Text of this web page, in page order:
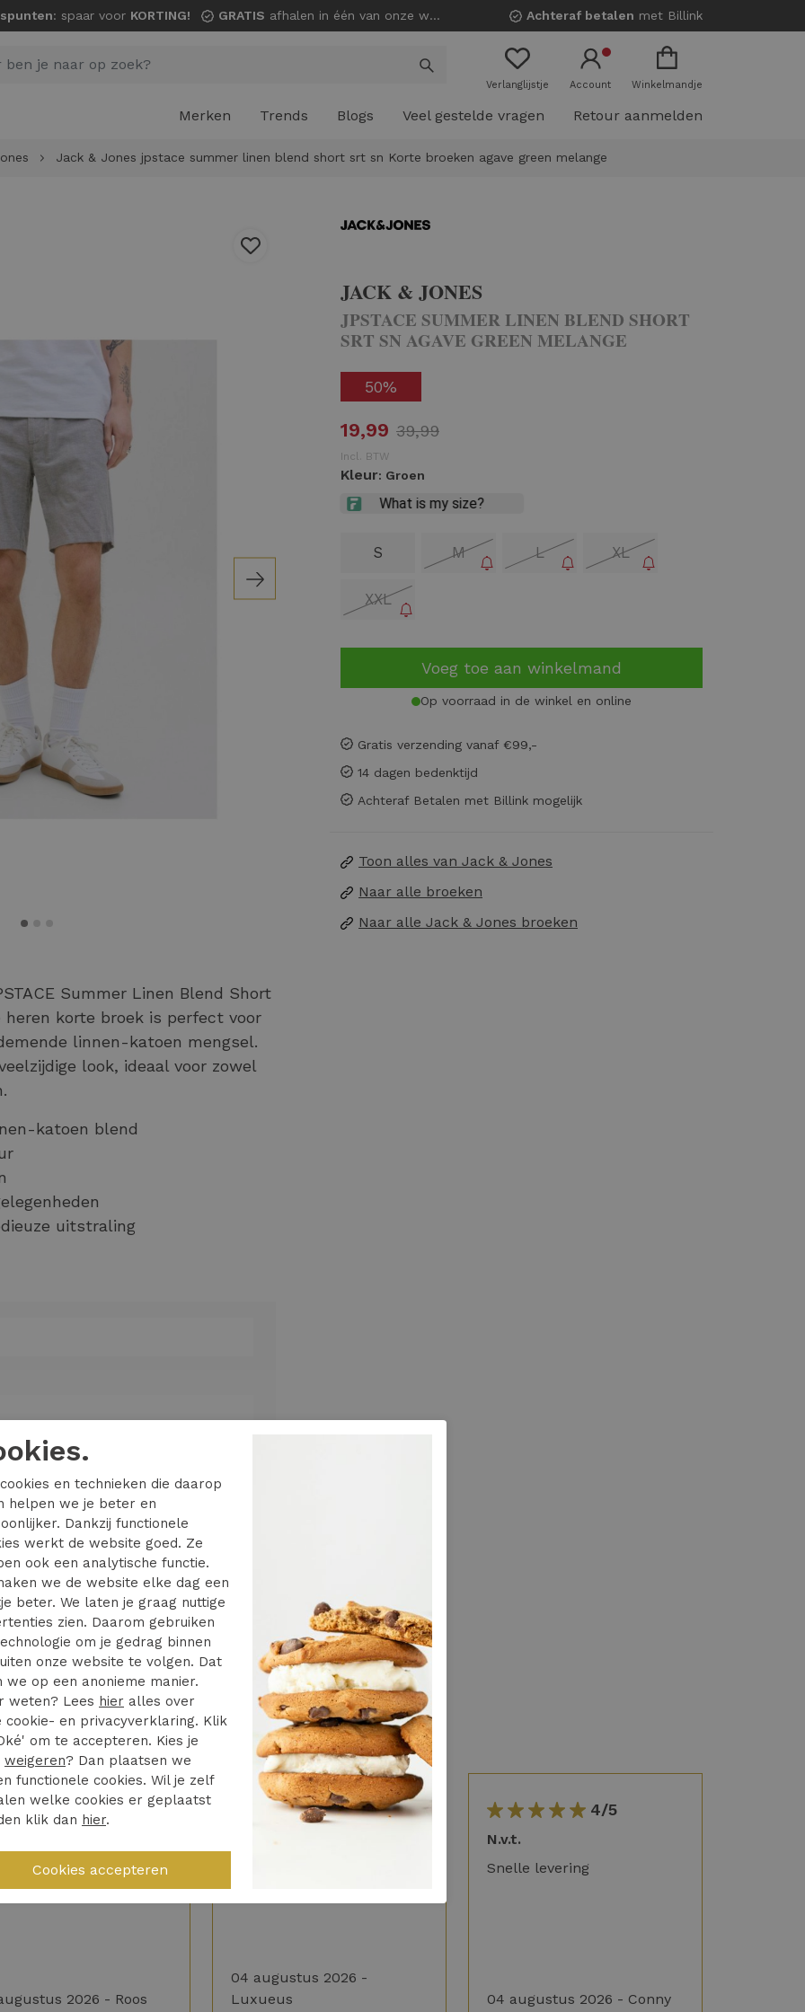
: spaar voor KORTING! GRATIS afhalen in één van onze winkels! Achteraf betalen met Billink
Verlanglijstje Account Winkelmandje
Merken Trends Blogs Veel gestelde vragen Retour aanmelden
Jack & Jones jpstace summer linen blend short srt sn Korte broeken agave green melange
Summer Linen Blend Short
heren korte broek is perfect voor
linnen-katoen mengsel.
look, ideaal voor zowel
katoen blend
uitstraling
LINEN BLEND SHORT SRT SN
drogen
temperatuur
JACK & JONES
JPSTACE SUMMER LINEN BLEND SHORT
SRT SN AGAVE GREEN MELANGE
50%
19,99 39,99
Incl. BTW
Kleur: Groen
S M L XL
XXL
Voeg toe aan winkelmand
Op voorraad in de winkel en online
Gratis verzending vanaf €99,-
14 dagen bedenktijd
Achteraf Betalen met Billink mogelijk
Toon alles van Jack & Jones
Naar alle broeken
Naar alle Jack & Jones broeken
4/5
artikel bezorgd
2026 - Roos
5/5
Vrijdag besteld zaterdag in
04 augustus 2026 -
Luxueus
4/5
N.v.t.
Snelle levering
04 augustus 2026 - Conny
en technieken die daarop
helpen we je beter en
Dankzij functionele
werkt de website goed. Ze
ook een analytische functie.
we de website elke dag een
beter. We laten je graag nuttige
zien. Daarom gebruiken
om je gedrag binnen
onze website te volgen. Dat
we op een anonieme manier.
weten? Lees hier alles over
cookie- en privacyverklaring. Klik
om te accepteren. Kies je
weigeren? Dan plaatsen we
functionele cookies. Wil je zelf
welke cookies er geplaatst
klik dan hier.